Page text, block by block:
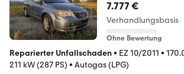
7.777 €
Verhandlungsbasis
Ohne Bewertung
Reparierter Unfallschaden• EZ 10/2011 •
211 kW (287 PS) • Autogas (LPG)